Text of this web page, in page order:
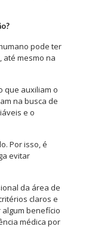
pode ter
até mesmo na
que auxiliam o
na busca de
e o
Por isso, é
evitar
da área de
claros e
benefício
médica por